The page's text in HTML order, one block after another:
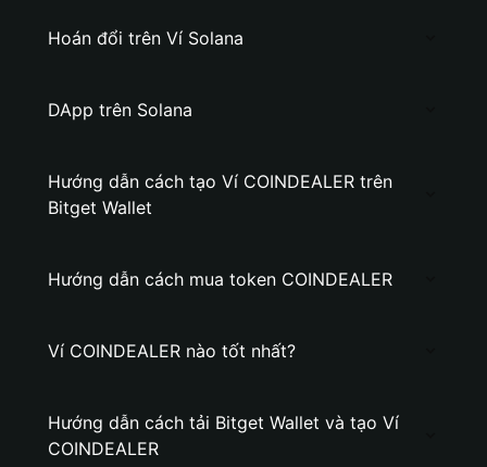
Hoán đổi trên Ví Solana
DApp trên Solana
Hướng dẫn cách tạo Ví COINDEALER trên
Bitget Wallet
Hướng dẫn cách mua token COINDEALER
Ví COINDEALER nào tốt nhất?
Hướng dẫn cách tải Bitget Wallet và tạo Ví
COINDEALER